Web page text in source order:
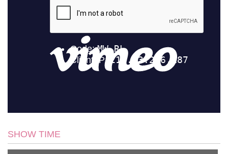
SHOW TIME